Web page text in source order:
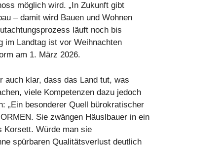
möglich wird. „In Zukunft gibt
– damit wird Bauen und Wohnen
läuft noch bis
im Landtag ist vor Weihnachten
am 1. März 2026.
auch klar, dass das Land tut, was
viele Kompetenzen dazu jedoch
„Ein besonderer Quell bürokratischer
Sie zwängen Häuslbauer in ein
Korsett. Würde man sie
spürbaren Qualitätsverlust deutlich